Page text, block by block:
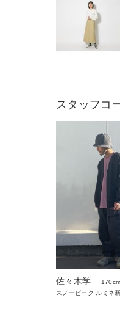
スタッフコ
佐々木学
170cm
スノーピーク ルミネ